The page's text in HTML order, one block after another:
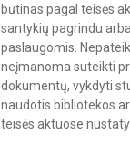
būtinas pagal teisės
santykių pagrindu
paslaugomis.
neįmanoma suteikti
dokumentų, vykdyti
naudotis bibliotekos
teisės aktuose